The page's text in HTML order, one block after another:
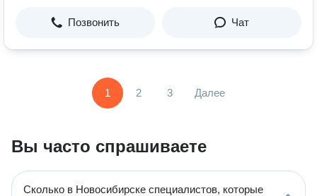
Позвонить Чат
1 2 3 Далее
Вы часто спрашиваете
Сколько в Новосибирске специалистов, которые